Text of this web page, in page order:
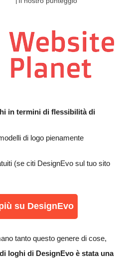
in termini di flessibilità di
di logo pienamente
(se citi DesignEvo sul tuo sito
su DesignEvo
tanto questo genere di cose,
loghi di DesignEvo è stata una